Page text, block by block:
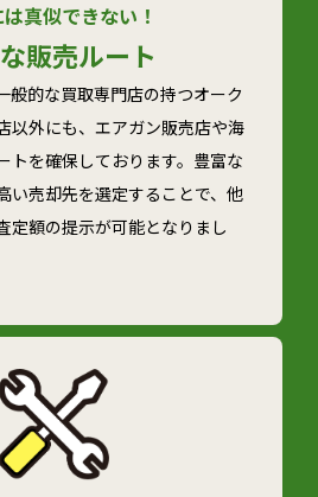
真似できない！
販売ルート
般的な買取専門店の持つオーク
以外にも、エアガン販売店や海
トを確保しております。豊富な
い売却先を選定することで、他
定額の提示が可能となりまし